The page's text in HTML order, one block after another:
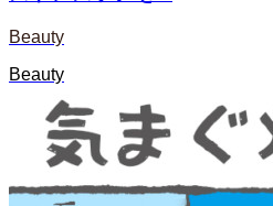
Beauty
Beauty